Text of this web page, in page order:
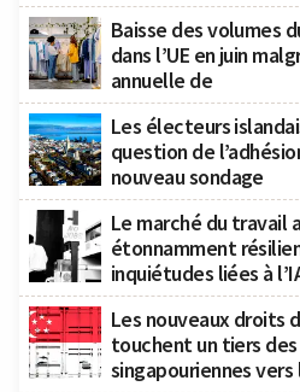
Baisse des volumes
dans l’UE en juin
annuelle de
Les électeurs
question de
nouveau sondage
Le marché du travail
étonnamment
inquiétudes liées à
Les nouveaux droits
touchent un tiers
singapouriennes